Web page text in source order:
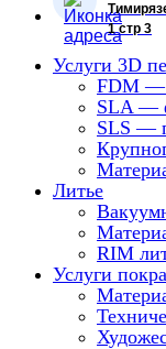
1 стр 3
Услуги 3D
FDM —
SLA —
SLS —
Литье
RIM
Услуги